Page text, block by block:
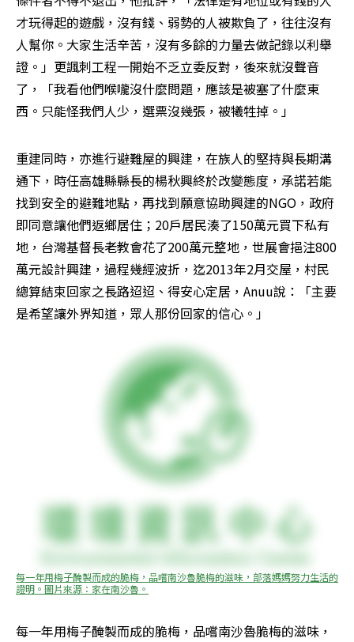
才玩得起的遊戲，沒有錢、弱勢的人被欺負了，往往沒有
人幫你。大家生活辛苦，沒有多餘的力量去做記錄以利舉
證。」更諷刺工程一開始不乏立委反對，後來就沒聲音
了，「我看他們喉嚨沒什麼問題，應該是被塞了什麼東
西。只能怪我們人少，選票沒幾張，被犧牲掉。」
重建同時，亦進行避難屋的興建，在族人的堅持與長期溝
通下，時任高雄縣縣長的楊秋興終於改變態度，承諾若能
找到安全的避難地點，再找到願意協助興建的NGO，政府
即同意讓他們返鄉居住；20戶居民湊了150萬元買下私有
地，台灣基督長老教會花了200萬元整地，世展會挹注800
萬元設計興建，過程幾經波折，迄2013年2月交屋，村民
總算結束回家之長路迢迢、得安心定居，Anuu說：「主要
是希望讓外界知道，眾人那份回家的信心。」
每一年用梅子醃製而成的脆梅，品嚐南沙魯脆梅的滋味，部落媽媽努力生活的
證明。圖片來源：家在南沙魯。
每一年用梅子醃製而成的脆梅，品嚐南沙魯脆梅的滋味，